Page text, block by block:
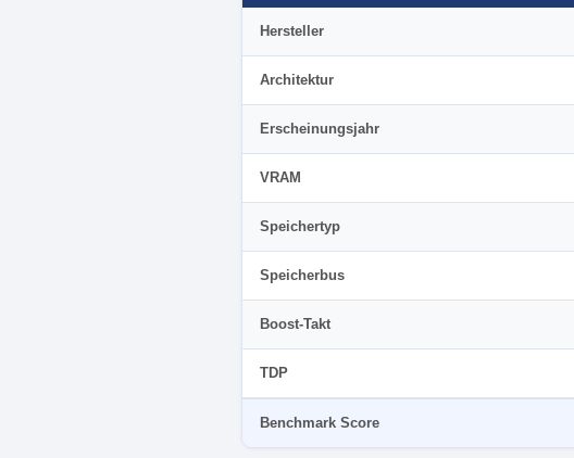
Hersteller
Architektur
Erscheinungsjahr
VRAM
Speichertyp
Speicherbus
Boost-Takt
TDP
Benchmark Score